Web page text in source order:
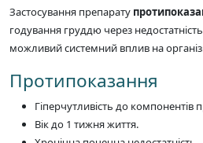
Застосування препарату
годування груддю через
можливий системний вплив на
Протипоказання
Гіперчутливість до компонентів
Вік до 1 тижня життя.